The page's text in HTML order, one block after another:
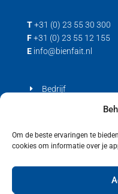
Om de beste ervaringen te
cookies om informatie over je
T +31 (0) 23 55 30 300
F +31 (0) 23 55 12 155
E info@bienfait.nl
Bedrijf
Cookiebeleid (EU)